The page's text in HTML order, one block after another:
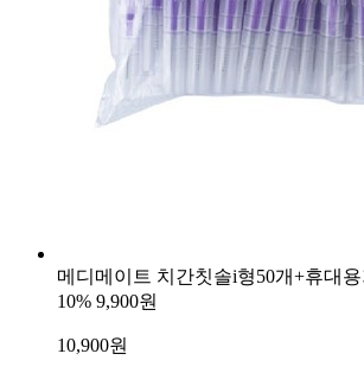
메디메이트 치간칫솔i형50개+휴대
10% 9,900원
10,900원